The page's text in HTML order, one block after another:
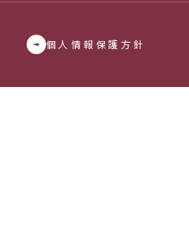
個人情報保護方針